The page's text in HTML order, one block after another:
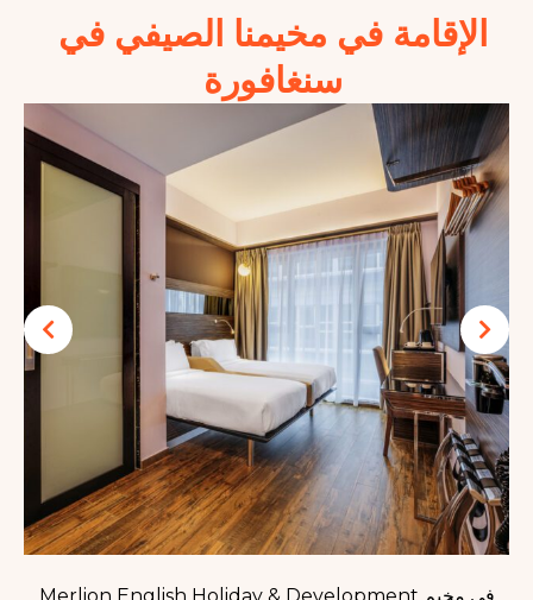
في مخيمنا الصيفي في
سنغافورة
في مخيم Merlion English Holiday & Development